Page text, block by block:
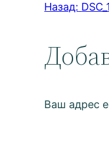
Назад:
Ваш адрес